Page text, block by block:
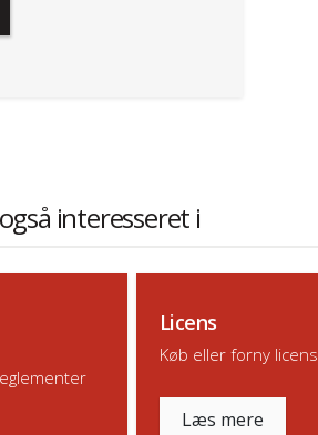
interesseret i
Licens
Køb eller forny licens
Læs mere